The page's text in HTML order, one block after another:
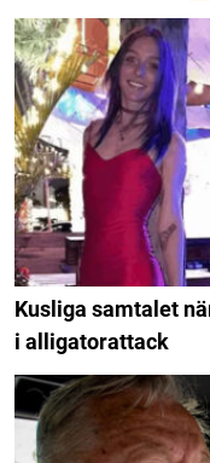
Kusliga samtalet
i alligatorattack